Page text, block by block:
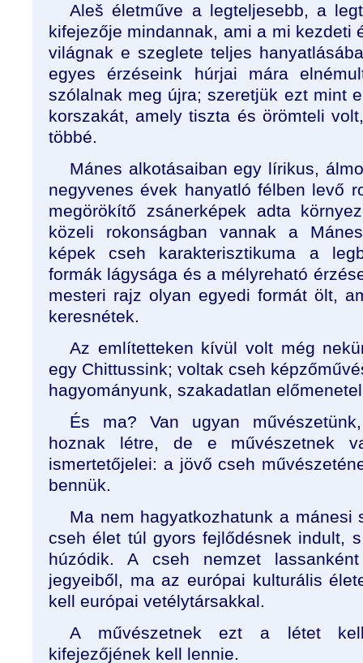
Aleš életműve a legteljesebb, a
kifejezője mindannak, ami a mi kezdeti
világnak e szeglete teljes
egyes érzéseink húrjai mára
szólalnak meg újra; szeretjük ezt mint
korszakát, amely tiszta és örömteli
többé.
Mánes alkotásaiban egy lírikus,
negyvenes évek hanyatló félben levő
megörökítő zsánerképek adta
közeli rokonságban vannak a
képek cseh karakterisztikuma a
formák lágysága és a mélyreható
mesteri rajz olyan egyedi formát ölt,
keresnétek.
Az említetteken kívül volt még
egy Chittussink; voltak cseh
hagyományunk, szakadatlan
És ma? Van ugyan
hoznak létre, de e művészetnek
ismertetőjelei: a jövő cseh
bennük.
Ma nem hagyatkozhatunk a mánesi
cseh élet túl gyors fejlődésnek indult,
húzódik. A cseh nemzet
jegyeiből, ma az európai kulturális
kell európai vetélytársakkal.
A művészetnek ezt a létet
kifejezőjének kell lennie.